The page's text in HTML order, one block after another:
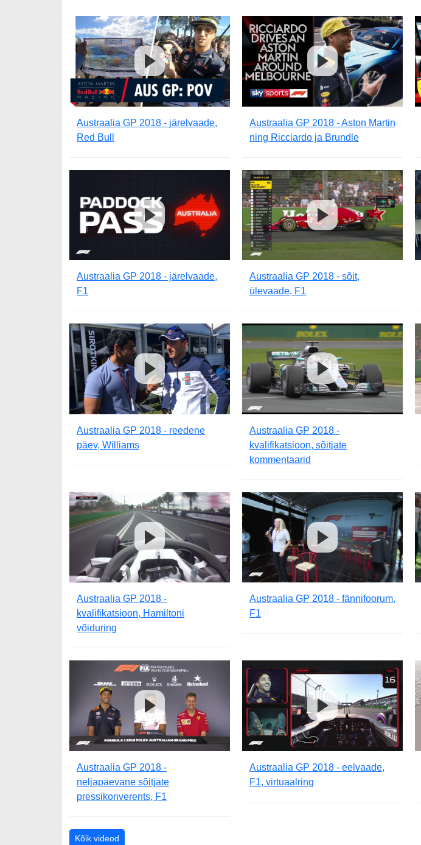
Austraalia GP 2018 - järelvaade,
Red Bull
Austraalia GP 2018 - Aston Martin
ning Ricciardo ja Brundle
Austraalia GP 2018 - järelvaade,
F1
Austraalia GP 2018 - sõit,
ülevaade, F1
Austraalia GP 2018 - reedene
päev, Williams
Austraalia GP 2018 -
kvalifikatsioon, sõitjate
kommentaarid
Austraalia GP 2018 -
kvalifikatsioon, Hamiltoni
võiduring
Austraalia GP 2018 - fännifoorum,
F1
Austraalia GP 2018 -
neljapäevane sõitjate
pressikonverents, F1
Austraalia GP 2018 - eelvaade,
F1, virtuaalring
Kõik videod